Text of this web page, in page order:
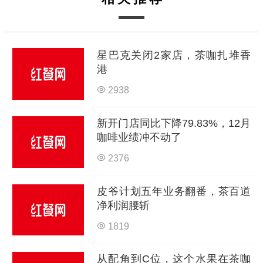
星巴克关闭2家店，茶咖扎堆香
港
2938
新开门店同比下降79.83%，12月
咖啡业绩冲不动了
2376
皮爷计划五年业务翻番，茶百道
净利润腰斩
1819
从配角到C位，这个水果在茶咖